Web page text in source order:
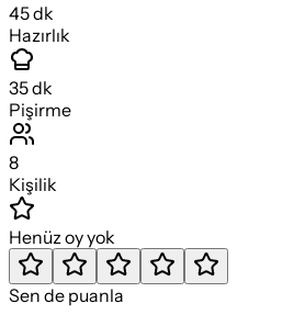
45dk
Hazırlık
35dk
Pişirme
8
Kişilik
Henüz oy yok
Sen de puanla